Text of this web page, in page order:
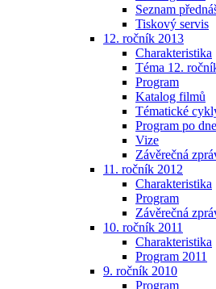
Seznam
Tiskový servis
12. ročník 2013
Charakteristika
Téma 12.
Program
Katalog filmů
Tématické
Program po
Vize
Závěrečná
11. ročník 2012
Charakteristika
Program
Závěrečná
10. ročník 2011
Charakteristika
Program 2011
9. ročník 2010
Program